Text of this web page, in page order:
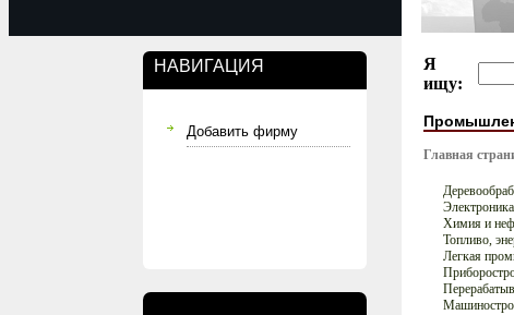
НАВИГАЦИЯ
Добавить фирму
Я
ищу:
Главная
Электроника
Химия и
Топливо,
Легкая